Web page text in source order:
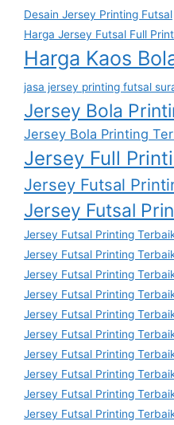
Desain Jersey Printing Futsal
Harga Jersey Futsal Full
Harga Kaos
jasa jersey printing futsal
Jersey Bola
Jersey Bola Printing
Jersey Full
Jersey Futsal
Jersey Futsal
Jersey Futsal Printing
Jersey Futsal Printing
Jersey Futsal Printing
Jersey Futsal Printing
Jersey Futsal Printing
Jersey Futsal Printing
Jersey Futsal Printing
Jersey Futsal Printing
Jersey Futsal Printing
Jersey Futsal Printing